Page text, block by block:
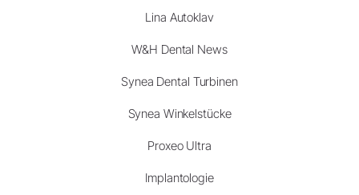
Lina Autoklav
W&H Dental News
Synea Dental Turbinen
Synea Winkelstücke
Proxeo Ultra
Implantologie